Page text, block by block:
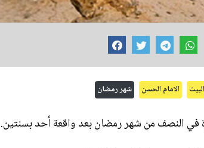
الامام الحسن شهر رمضان
في النصف من شهر رمضان بعد واقعة أحد بسنتين.